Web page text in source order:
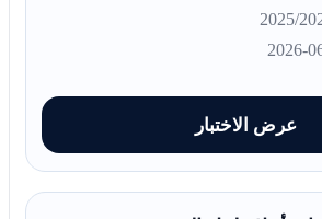
عرض الاختبار